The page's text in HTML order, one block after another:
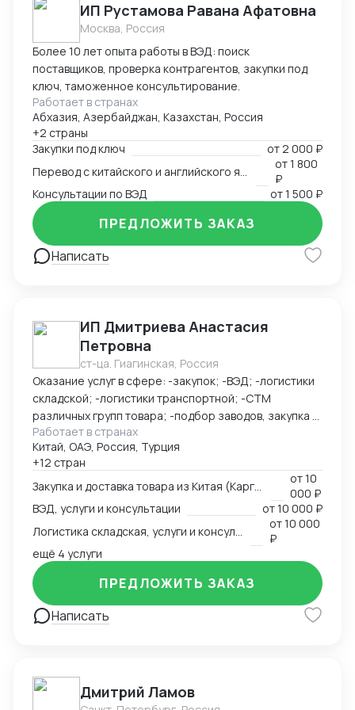
ИП Рустамова Равана Афатовна
Москва, Россия
Более 10 лет опыта работы в ВЭД: поиск
поставщиков, проверка контрагентов, закупки под
ключ, таможенное консультирование.
Работает в странах
Абхазия, Азербайджан, Казахстан, Россия
+2 страны
Закупки под ключ
от2 000 ₽
от1 800
₽
Консультации по ВЭД
от1 500 ₽
Написать
ПРЕДЛОЖИТЬ ЗАКАЗ
ИП Дмитриева Анастасия
Петровна
ст-ца. Гиагинская, Россия
Оказание услуг в сфере: -закупок; -ВЭД; -логистики
складской; -логистики транспортной; -СТМ
различных групп товара; -подбор заводов, закупка и
доставка товара из Китая (КАРГО и Белый ввоз)
Страны с которыми работаю по сей день: Европа,
США, ОАЭ, Турция, Китай, СНГ
Работает в странах
Китай, ОАЭ, Россия, Турция
+12 стран
от10
000 ₽
ВЭД, услуги и консультации
от10 000 ₽
от10 000
₽
ещё 4 услуги
Написать
ПРЕДЛОЖИТЬ ЗАКАЗ
Дмитрий Ламов